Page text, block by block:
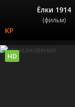
Ёлки 1914
(фильм)
HD